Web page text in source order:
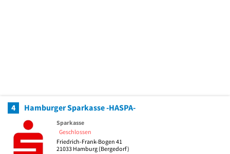
4 Hamburger Sparkasse -HASPA-
Sparkasse
Geschlossen
Friedrich-Frank-Bogen 41
21033 Hamburg (Bergedorf)